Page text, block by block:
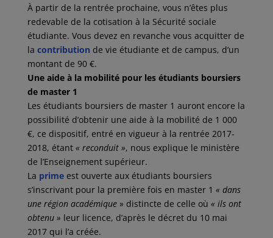
À partir de la rentrée prochaine, vous n’êtes plus
redevable de la cotisation à la Sécurité sociale
étudiante. Vous devez en revanche vous acquitter de
la contribution de vie étudiante et de campus, d’un
montant de 90 €.
Une aide à la mobilité pour les étudiants boursiers
de master 1
Les étudiants boursiers de master 1 auront encore la
possibilité d’obtenir une aide à la mobilité de 1 000
€, ce dispositif, entré en vigueur à la rentrée 2017-
2018, étant « reconduit », nous explique le ministère
de l’Enseignement supérieur.
La primeest ouverte aux étudiants boursiers
s’inscrivant pour la première fois en master 1 « dans
une région académique » distincte de celle où « ils ont
obtenu » leur licence, d’après le décret du 10 mai
2017 qui l’a créée.